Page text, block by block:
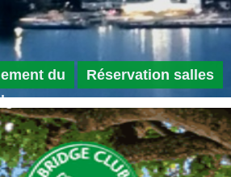
du
Réservation salles